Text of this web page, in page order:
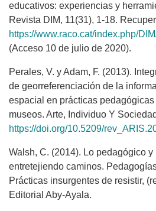
educativos: experiencias y
Revista DIM, 11(31), 1-18.
https://www.raco.cat/index.php/DIM/
(Acceso 10 de julio de 2020).
Perales, V. y Adam, F. (2013).
de georreferenciación de la
espacial en prácticas
museos. Arte, Individuo Y
https://doi.org/10.5209/
Walsh, C. (2014). Lo pedagógico
entretejiendo caminos.
Prácticas insurgentes de resistir,
Editorial Aby-Ayala.